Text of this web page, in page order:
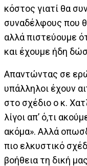
κόστος γιατί θα
συναδέλφους που
αλλά πιστεύουμε
και έχουμε ήδη
Απαντώντας σε
υπάλληλοι έχουν
στο σχέδιο ο κ.
λίγοι απ’ ό,τι
ακόμα». Αλλά
πιο ελκυστικό
βοήθεια τη δική